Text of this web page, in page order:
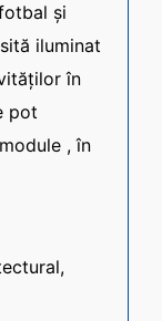
și
iluminat
în
pot
, în